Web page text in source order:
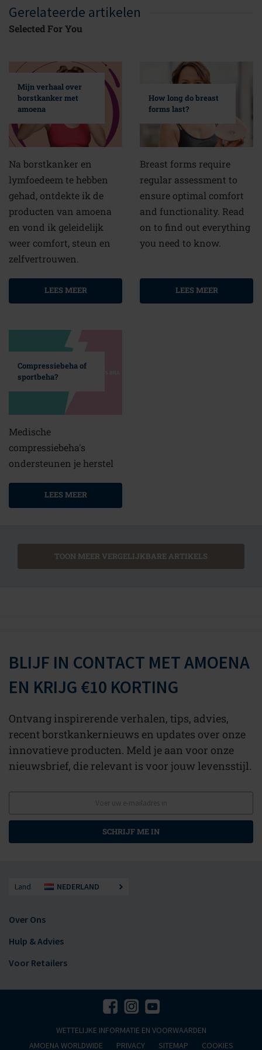
Gerelateerde artikelen
Selected For You
Mijn verhaal over
borstkanker met
amoena
Na borstkanker en
lymfoedeem te hebben
gehad, ontdekte ik de
producten van amoena
en vond ik geleidelijk
weer comfort, steun en
zelfvertrouwen.
LEES MEER
How long do breast
forms last?
Breast forms require
regular assessment to
ensure optimal comfort
and functionality. Read
on to find out everything
you need to know.
LEES MEER
Compressiebeha of
sportbeha?
Medische
compressiebeha's
ondersteunen je herstel
LEES MEER
TOON MEER VERGELIJKBARE ARTIKELS
BLIJF IN CONTACT MET AMOENA
EN KRIJG €10 KORTING
Ontvang inspirerende verhalen, tips, advies,
recent borstkankernieuws en updates over onze
innovatieve producten. Meld je aan voor onze
nieuwsbrief, die relevant is voor jouw levensstijl.
SCHRIJF ME IN
Land NEDERLAND
Over Ons
Hulp & Advies
Voor Retailers
WETTELIJKE INFORMATIE EN VOORWAARDEN
AMOENA WORLDWIDE
PRIVACY SITEMAP COOKIES